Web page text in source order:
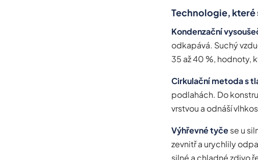
Technologie, které
Kondenzační
odkapává. Suchý
35 až 40 %, hodnoty,
Cirkulační metoda s
podlahách. Do
vrstvou a odnáší
Výhřevné tyčese u
zevnitř a urychlily
silné a chladné zdivo